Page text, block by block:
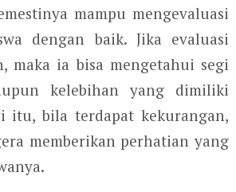
mampu mengevaluasi
dengan baik. Jika evaluasi
maka ia bisa mengetahui segi
kelebihan yang dimiliki
itu, bila terdapat kekurangan,
memberikan perhatian yang